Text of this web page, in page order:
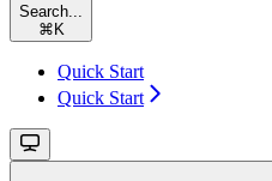
Search...
⌘ K
Quick Start
Quick Start